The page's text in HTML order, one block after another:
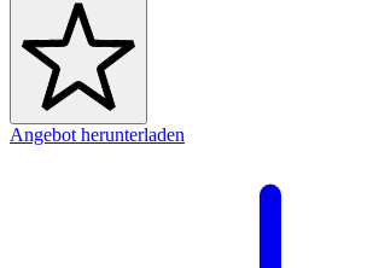
Angebot herunterladen